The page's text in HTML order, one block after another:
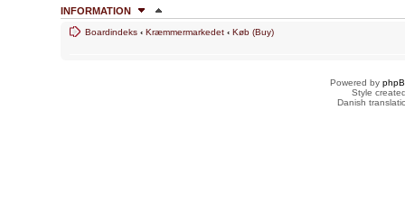
INFORMATION
Boardindeks ‹ Kræmmermarkedet ‹ Køb (Buy)
Powered by
Style
Danish